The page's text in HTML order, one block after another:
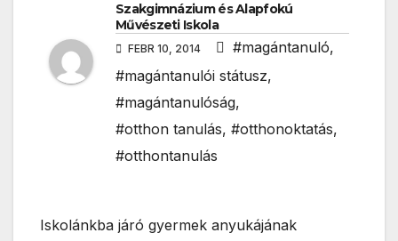
Szakgimnázium és Alapfokú
Művészeti Iskola
FEBR 10, 2014 #magántanuló,
#magántanulói státusz,
#magántanulóság,
#otthon tanulás, #otthonoktatás,
#otthontanulás
Iskolánkba járó gyermek anyukájának